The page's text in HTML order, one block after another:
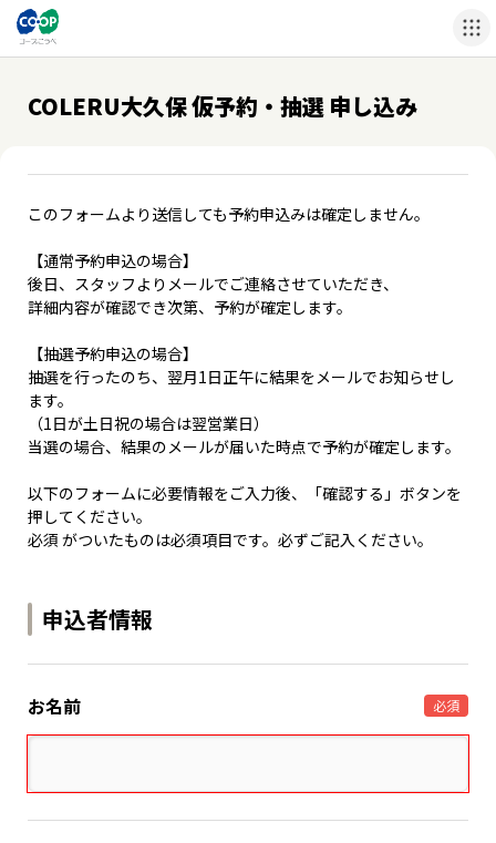
COLERU大久保 仮予約・抽選 申し込み
このフォームより送信しても予約申込みは確定しません。
【通常予約申込の場合】
後日、スタッフよりメールでご連絡させていただき、
詳細内容が確認でき次第、予約が確定します。
【抽選予約申込の場合】
抽選を行ったのち、翌月1日正午に結果をメールでお知らせし
ます。
（1日が土日祝の場合は翌営業日）
当選の場合、結果のメールが届いた時点で予約が確定します。
以下のフォームに必要情報をご入力後、「確認する」ボタンを
押してください。
必須 がついたものは必須項目です。必ずご記入ください。
申込者情報
お名前 必須